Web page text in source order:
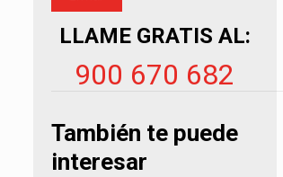
LLAME GRATIS AL:
900 670 682
También te puede
interesar